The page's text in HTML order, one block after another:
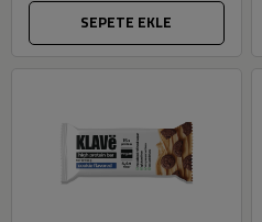
SEPETE EKLE